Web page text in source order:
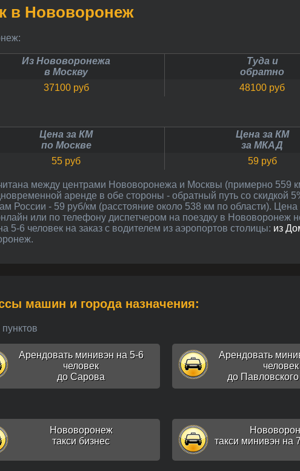
в Нововоронеж
Из Нововоронежа
в Москву
37100 руб
Туда и
обратно
48100 руб
Цена за КМ
по Москве
55 руб
Цена за КМ
за МКАД
59 руб
аренде в обе стороны - обратный путь со скидкой
России - 59 руб/км (расстояние около 538 км по области).
или по телефону диспетчером на поездку в Нововоронеж
6 человек на заказ с водителем из аэропортов столицы: из
машин и города назначения:
Арендовать минивэн на 5-6
человек
до Сарова
Арендовать
человек
до
Нововоронеж
такси бизнес
такси минивэн на